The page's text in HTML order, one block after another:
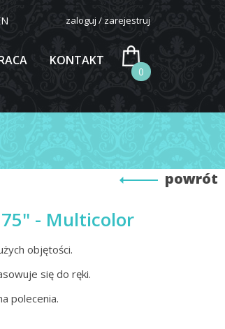
zaloguj / zarejestruj
0
KONTAKT
powrót
- Multicolor
objętości.
się do ręki.
polecenia.